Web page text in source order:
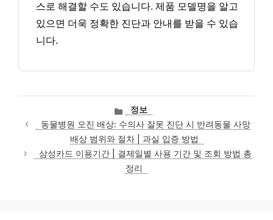
스로 해결할 수도 있습니다. 제품 모델명을 알고
있으면 더욱 정확한 진단과 안내를 받을 수 있습
니다.
카
테
고
리
정보
동물병원 오진 배상: 수의사 잘못 진단 시 반려동물 사망
배상 범위와 절차 | 과실 입증 방법
삼성카드 이용기간 | 결제일별 사용 기간 및 조회 방법 총
정리